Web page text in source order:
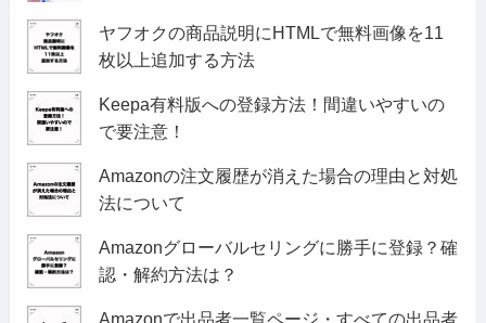
ヤフオクの商品説明にHTMLで無料画像を11
枚以上追加する方法
Keepa有料版への登録方法！間違いやすいの
で要注意！
Amazonの注文履歴が消えた場合の理由と対処
法について
Amazonグローバルセリングに勝手に登録？確
認・解約方法は？
Amazonで出品者一覧ページ・すべての出品者